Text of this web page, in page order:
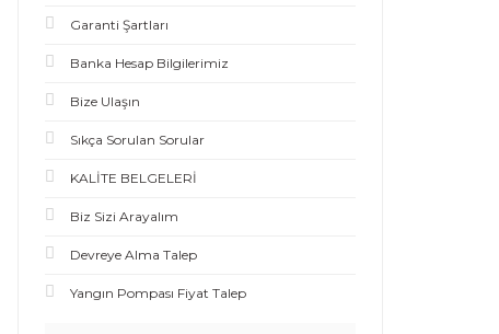
Garanti Şartları
Banka Hesap Bilgilerimiz
Bize Ulaşın
Sıkça Sorulan Sorular
KALİTE BELGELERİ
Biz Sizi Arayalım
Devreye Alma Talep
Yangın Pompası Fiyat Talep